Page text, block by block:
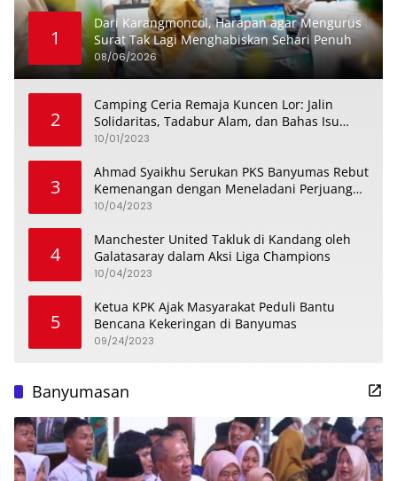
1
Dari Karangmoncol, Harapan agar Mengurus
Surat Tak Lagi Menghabiskan Sehari Penuh
08/06/2026
2
Camping Ceria Remaja Kuncen Lor: Jalin
Solidaritas, Tadabur Alam, dan Bahas Isu
Keremajaan
10/01/2023
3
Ahmad Syaikhu Serukan PKS Banyumas Rebut
Kemenangan dengan Meneladani Perjuangan
Soedirman
10/04/2023
4
Manchester United Takluk di Kandang oleh
Galatasaray dalam Aksi Liga Champions
10/04/2023
5
Ketua KPK Ajak Masyarakat Peduli Bantu
Bencana Kekeringan di Banyumas
09/24/2023
Banyumasan